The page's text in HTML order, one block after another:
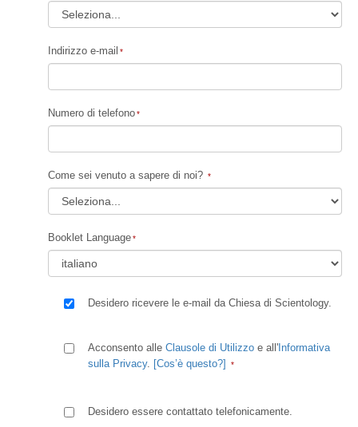
Indirizzo e-mail
Numero di telefono
Come sei venuto a sapere di noi?
Booklet Language
Desidero ricevere le e-mail da Chiesa di Scientology.
Acconsento alle Clausole di Utilizzo e all' Informativa
sulla Privacy. [Cos’è questo?]
Desidero essere contattato telefonicamente.